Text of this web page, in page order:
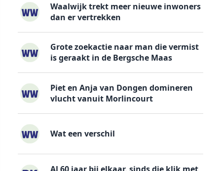
Waalwijk trekt meer nieuwe inwoners
dan er vertrekken
Grote zoekactie naar man die vermist
is geraakt in de Bergsche Maas
Piet en Anja van Dongen domineren
vlucht vanuit Morlincourt
Wat een verschil